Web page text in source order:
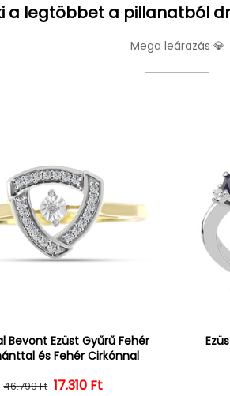
a legtöbbet a pillanatból
Mega leárazás 💎
Bevont Ezüst Gyűrű Fehér
és Fehér Cirkónnal
Normál ár
46.799 Ft Kedvezményes ár
17.310 Ft